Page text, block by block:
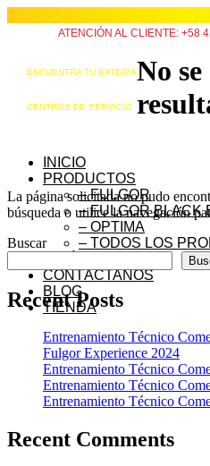
ATENCIÓN AL CLIENTE: +58
ENCUENTRA TU BATERÍA
CENTROS DE SERVICIO
INICIO
PRODUCTOS
– FULGOR
– FULGOR BLACK
– OPTIMA
– TODOS LOS
CONTÁCTANOS
BLOG
TIENDA
No
La página solicitada no pudo
búsqueda o utilice la navegación
Buscar
Recent Posts
Entrenamiento Técnico
Fulgor Experience 2024
Entrenamiento Técnico
Entrenamiento Técnico
Entrenamiento Técnico
Recent Comments